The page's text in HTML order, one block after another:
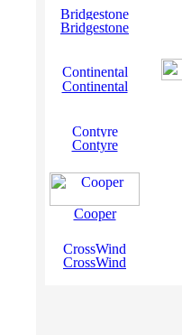
Bridgestone
Continental
Contyre
Cooper
CrossWind